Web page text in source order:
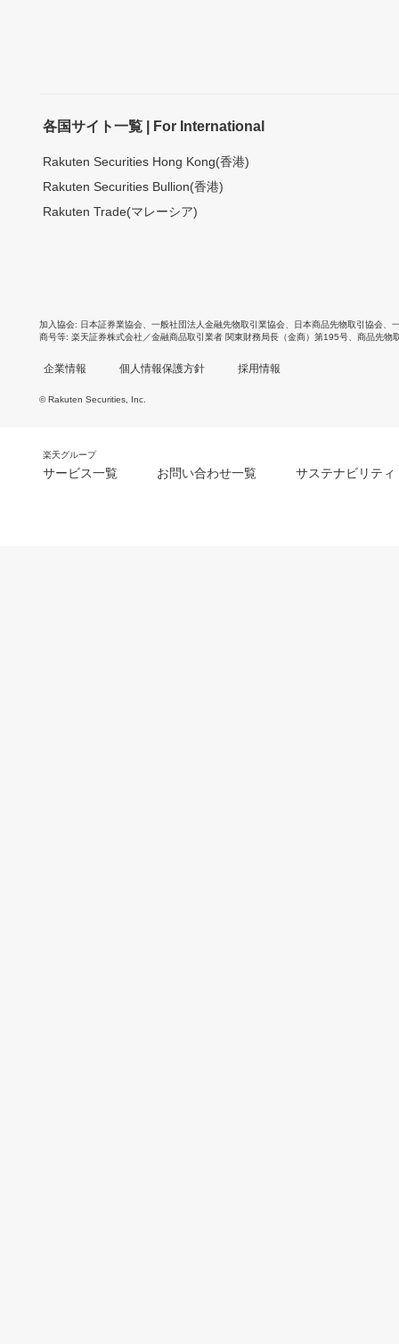
各国サイト一覧 | For International
Rakuten Securities Hong Kong(香港)
Rakuten Securities Bullion(香港)
Rakuten Trade(マレーシア)
加入協会 日本証券業協会 一般社団法人金融先物取引業協会 日本商品先物取引協会
商号等 楽天証券株式会社／金融商品取引業者 関東財務局長（金商）第195号、商品先物
企業情報 個人情報保護方針 採用情報
© Rakuten Securities, Inc.
楽天グループ
サービス一覧 お問い合わせ一覧 サステナビリティ